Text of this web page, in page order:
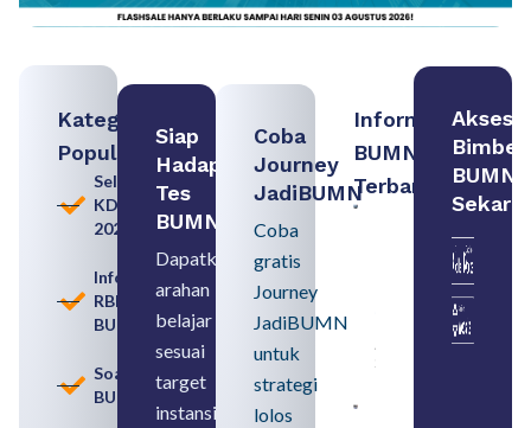
Kategori
Populer
Seleksi
KDKMP
2026
Informasi
RBB
BUMN
Soal
BUMN
Siap
Hadapi
Tes
BUMN
Dapatkan
arahan
belajar
sesuai
target
instansi
Coba
Journey
JadiBUMN
Coba
gratis
Journey
JadiBUMN
untuk
strategi
lolos
Informasi
BUMN
Terbaru:
BUMN dan
Pengertian,
Perbedaan,
serta Jenis
August 6,
2026
Akses
Bimbel
BUMN